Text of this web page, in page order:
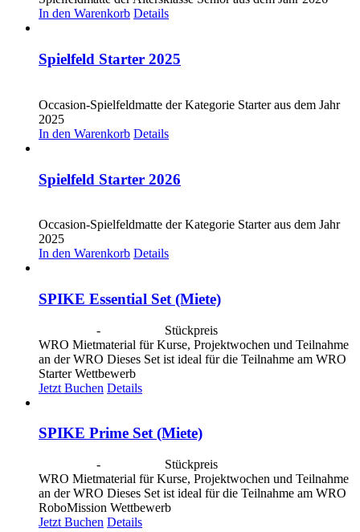
In den Warenkorb Details
Spielfeld Starter 2025
Occasion-Spielfeldmatte der Kategorie Starter aus dem Jahr
2025
In den Warenkorb Details
Spielfeld Starter 2026
Occasion-Spielfeldmatte der Kategorie Starter aus dem Jahr
2025
In den Warenkorb Details
SPIKE Essential Set (Miete)
-
Stückpreis
WRO Mietmaterial für Kurse, Projektwochen und Teilnahme
an der WRO Dieses Set ist ideal für die Teilnahme am WRO
Starter Wettbewerb
Jetzt Buchen Details
SPIKE Prime Set (Miete)
-
Stückpreis
WRO Mietmaterial für Kurse, Projektwochen und Teilnahme
an der WRO Dieses Set ist ideal für die Teilnahme am WRO
RoboMission Wettbewerb
Jetzt Buchen Details